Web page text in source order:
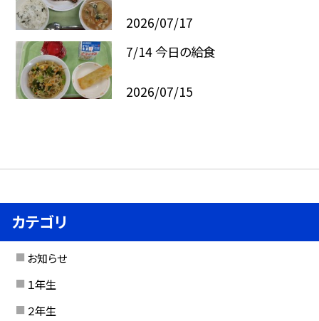
2026/07/17
7/14 今日の給食
2026/07/15
カテゴリ
お知らせ
１年生
２年生